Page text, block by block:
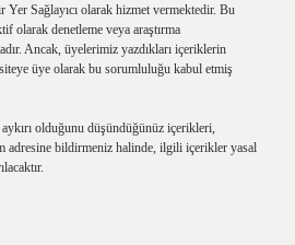
Yer Sağlayıcı olarak hizmet vermektedir. Bu
olarak denetleme veya araştırma
Ancak, üyelerimiz yazdıkları içeriklerin
üye olarak bu sorumluluğu kabul etmiş
olduğunu düşündüğünüz içerikleri,
adresine bildirmeniz halinde, ilgili içerikler yasal